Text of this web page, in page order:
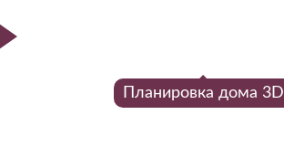
Планировка дома 3D